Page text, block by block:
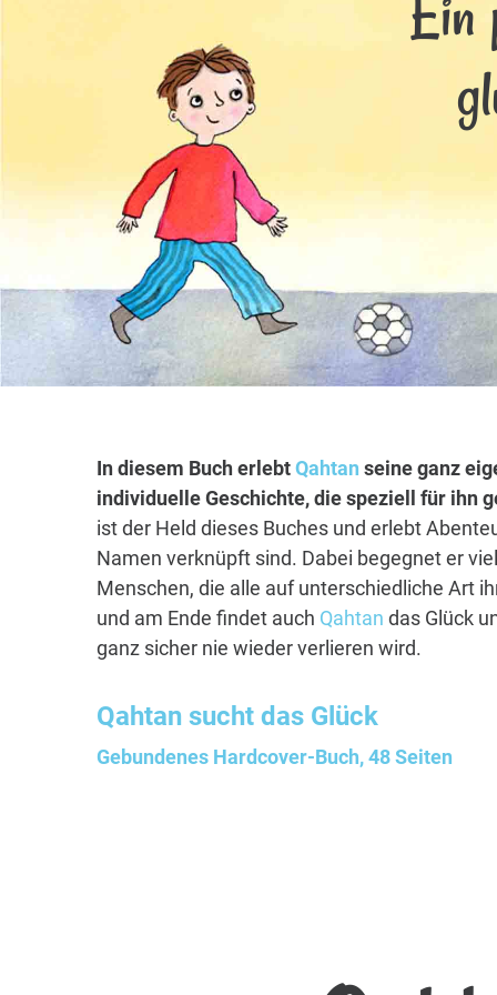
In diesem Buch erlebtQahtan seine ganz
individuelle Geschichte, die speziell für ihn
ist der Held dieses Buches und erlebt
Namen verknüpft sind. Dabei begegnet er
Menschen, die alle auf unterschiedliche Art
und am Ende findet auch Qahtan das Glück
ganz sicher nie wieder verlieren wird.
Qahtan sucht das Glück
Gebundenes Hardcover-Buch, 48 Seiten